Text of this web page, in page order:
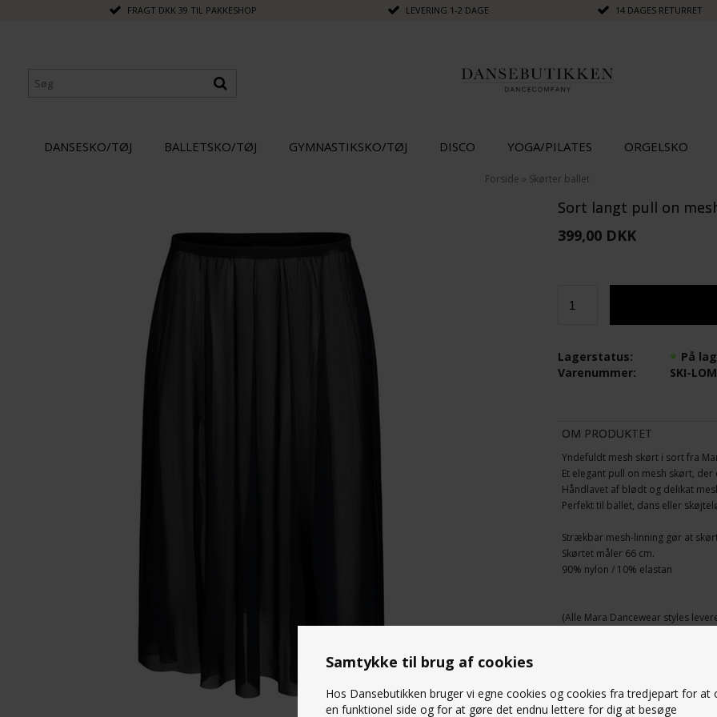
Samtykke til brug af cookies
Hos Dansebutikken bruger vi egne cookies og cookies fra tredjepart for at
en funktionel side og for at gøre det endnu lettere for dig at besøge
FRAGT DKK 39 TIL PAKKESHOP LEVERING 1-2 DAGE 14 DAGES RETURRET
DANSESKO/TØJ BALLETSKO/TØJ GYMNASTIKSKO/TØJ DISCO YOGA/PILATES ORGELSKO
Forside » Skørter ballet
Sort langt pull on
399,00 DKK
På
Lagerstatus:
SKI-
Varenummer:
OM PRODUKTET
Yndefuldt mesh skørt i sort fra
Et elegant pull on mesh skørt,
Håndlavet af blødt og delikat
Perfekt til ballet, dans eller
Strækbar mesh-linning gør at
Skørtet måler 66 cm.
90% nylon / 10% elastan
(Alle Mara Dancewear styles
SPØRG OS